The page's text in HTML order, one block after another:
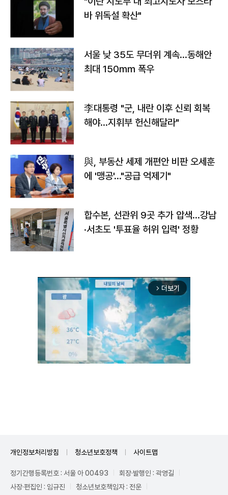
바 위독설 확산"
서울 낮 35도 무더위 계속…동해안
최대 150㎜ 폭우
李대통령 "군, 내란 이후 신뢰 회복
해야…지휘부 헌신해달라"
與, 부동산 세제 개편안 비판 오세훈
에 '맹공'…"공급 억제기"
합수본, 선관위 9곳 추가 압색…강남
·서초도 '투표율 허위 입력' 정황
arrow_forward_ios 더보기
개인정보처리방침 청소년보호정책 사이트맵
정기간행등록번호 : 서울 아 00493
회장·발행인 : 곽영길
사장·편집인 : 임규진
청소년보호책임자 : 전운